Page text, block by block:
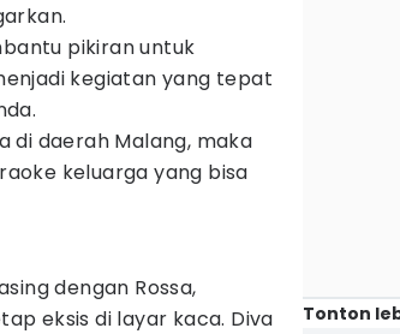
pikiran untuk
kegiatan yang tepat
di daerah Malang, maka
keluarga yang bisa
dengan Rossa,
eksis di layar kaca. Diva
Tonton